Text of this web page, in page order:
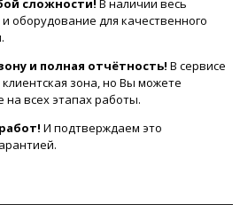
сложности! В наличии весь
оборудование для качественного
и полная отчётность! В сервисе
зона, но Вы можете
на всех этапах работы.
И подтверждаем это